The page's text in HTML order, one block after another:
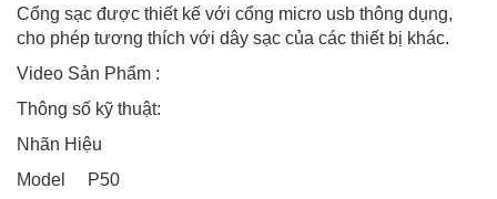
Cổng sạc được thiết kế với cổng micro usb thông dụng,
cho phép tương thích với dây sạc của các thiết bị khác.
Video Sản Phẩm :
Thông số kỹ thuật:
Nhãn Hiệu
Model
P50